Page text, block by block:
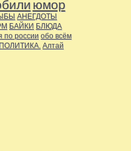
юмор
АНЕГДОТЫ
БАЙКИ БЛЮДА
по россии обо всём
ПОЛИТИКА. Алтай